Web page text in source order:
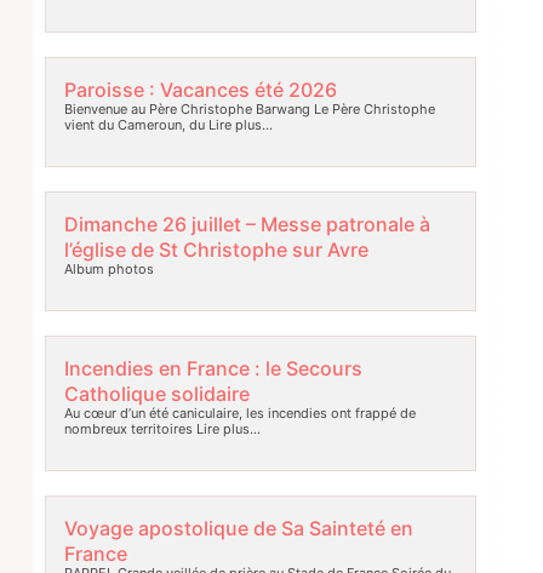
Paroisse : Vacances été 2026
Bienvenue au Père Christophe Barwang Le Père Christophe
vient du Cameroun, duLire plus…
Dimanche 26 juillet – Messe patronale à
l’église de St Christophe sur Avre
Album photos
Incendies en France : le Secours
Catholique solidaire
Au cœur d’un été caniculaire, les incendies ont frappé de
nombreux territoires Lire plus…
Voyage apostolique de Sa Sainteté en
France